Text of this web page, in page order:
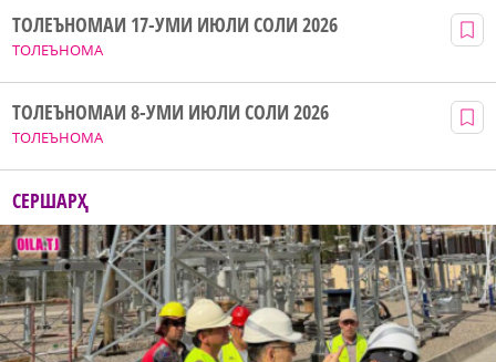
ТОЛЕЪНОМА
ТОЛЕЪНОМАИ 17-УМИ ИЮЛИ СОЛИ 2026
ТОЛЕЪНОМА
ТОЛЕЪНОМАИ 8-УМИ ИЮЛИ СОЛИ 2026
СЕРШАРҲ